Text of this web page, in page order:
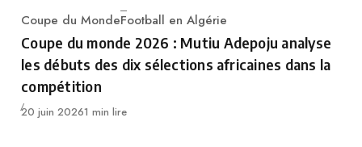
Category
Coupe du MondeFootball en Algérie
Coupe du monde 2026 : Mutiu Adepoju analyse
les débuts des dix sélections africaines dans la
compétition
Publié
20 juin 20261 min lire